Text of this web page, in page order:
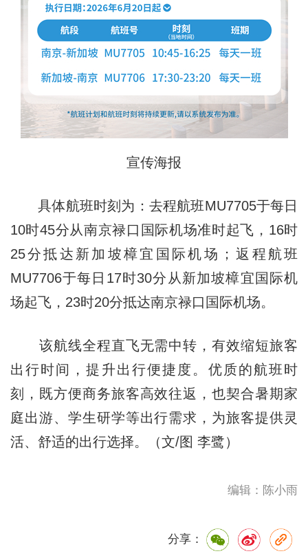
宣传海报
具体航班时刻为：去程航班MU7705于每日
10时45分从南京禄口国际机场准时起飞，16时
25分抵达新加坡樟宜国际机场；返程航班
MU7706于每日17时30分从新加坡樟宜国际机
场起飞，23时20分抵达南京禄口国际机场。
该航线全程直飞无需中转，有效缩短旅客
出行时间，提升出行便捷度。优质的航班时
刻，既方便商务旅客高效往返，也契合暑期家
庭出游、学生研学等出行需求，为旅客提供灵
活、舒适的出行选择。（文/图 李鹭）
编辑：陈小雨
分享：